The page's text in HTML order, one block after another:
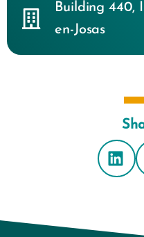
Building 440,
en-Josas